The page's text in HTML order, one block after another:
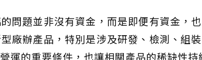
問題並非沒有資金，而是即便有資金，
廠辦產品，特別是涉及研發、檢測、組
運的重要條件，也讓相關產品的稀缺性持